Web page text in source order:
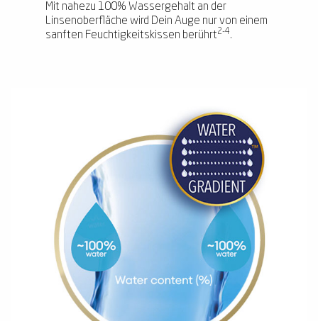
Mit nahezu 100% Wassergehalt an der
Linsenoberfläche wird Dein Auge nur von einem
sanften Feuchtigkeitskissen berührt2-4.